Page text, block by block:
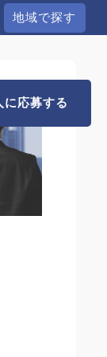
地域で探す
に応募する